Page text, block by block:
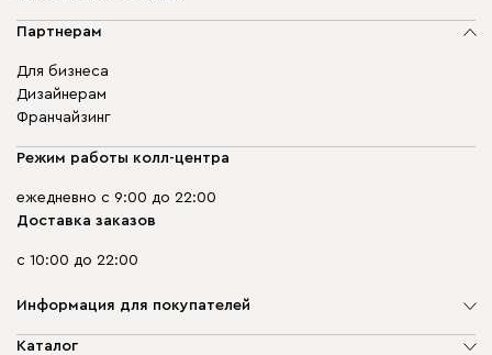
Партнерам
Для бизнеса
Дизайнерам
Франчайзинг
Режим работы колл-центра
ежедневно с 9:00 до 22:00
Доставка заказов
с 10:00 до 22:00
Информация для покупателей
О компании
Каталог